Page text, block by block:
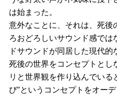
は始まった。
意外なことに、それは、死後
ろおどろしいサウンド感では
ドサウンドが同居した現代的
死後の世界をコンセプトとし
リと世界観を作り込んでいる
び”というコンセプトをオー